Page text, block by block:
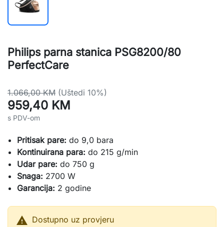
Philips parna stanica PSG8200/80
PerfectCare
1.066,00 KM (Uštedi 10%)
959,40 KM
s PDV-om
Pritisak pare: do 9,0 bara
Kontinuirana para: do 215 g/min
Udar pare: do 750 g
Snaga: 2700 W
Garancija: 2 godine
 Dostupno uz provjeru